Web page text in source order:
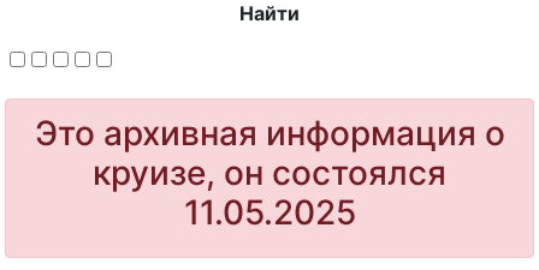
Найти
Это архивная информация о
круизе, он состоялся
11.05.2025